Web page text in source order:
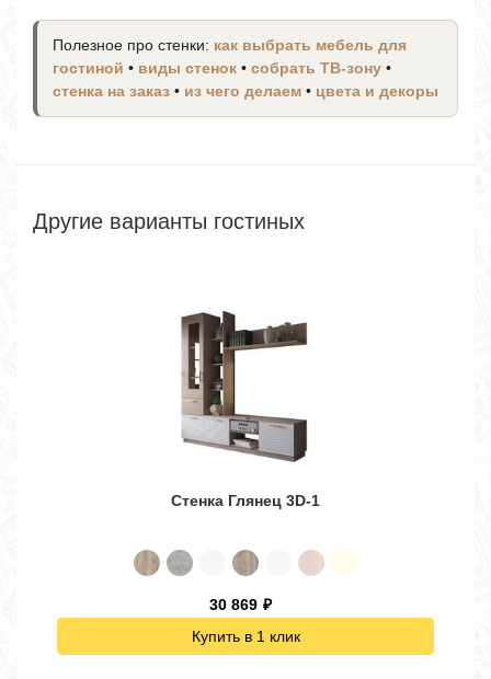
Полезное про стенки: как выбрать мебель для
гостиной • виды стенок • собрать ТВ-зону •
стенка на заказ • из чего делаем • цвета и декоры
Другие варианты гостиных
Стенка Глянец 3D-1
30 869 ₽
Купить в 1 клик